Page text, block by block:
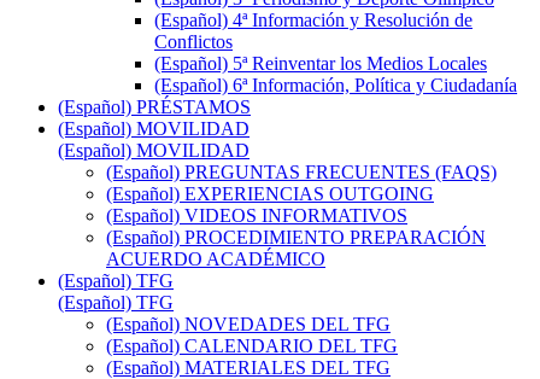
(Español) 4ª Información y Resolución de
Conflictos
(Español) 5ª Reinventar los Medios Locales
(Español) 6ª Información, Política y Ciudadanía
(Español) PRÉSTAMOS
(Español) MOVILIDAD
(Español) MOVILIDAD
(Español) PREGUNTAS FRECUENTES (FAQS)
(Español) EXPERIENCIAS OUTGOING
(Español) VIDEOS INFORMATIVOS
(Español) PROCEDIMIENTO PREPARACIÓN
ACUERDO ACADÉMICO
(Español) TFG
(Español) TFG
(Español) NOVEDADES DEL TFG
(Español) CALENDARIO DEL TFG
(Español) MATERIALES DEL TFG